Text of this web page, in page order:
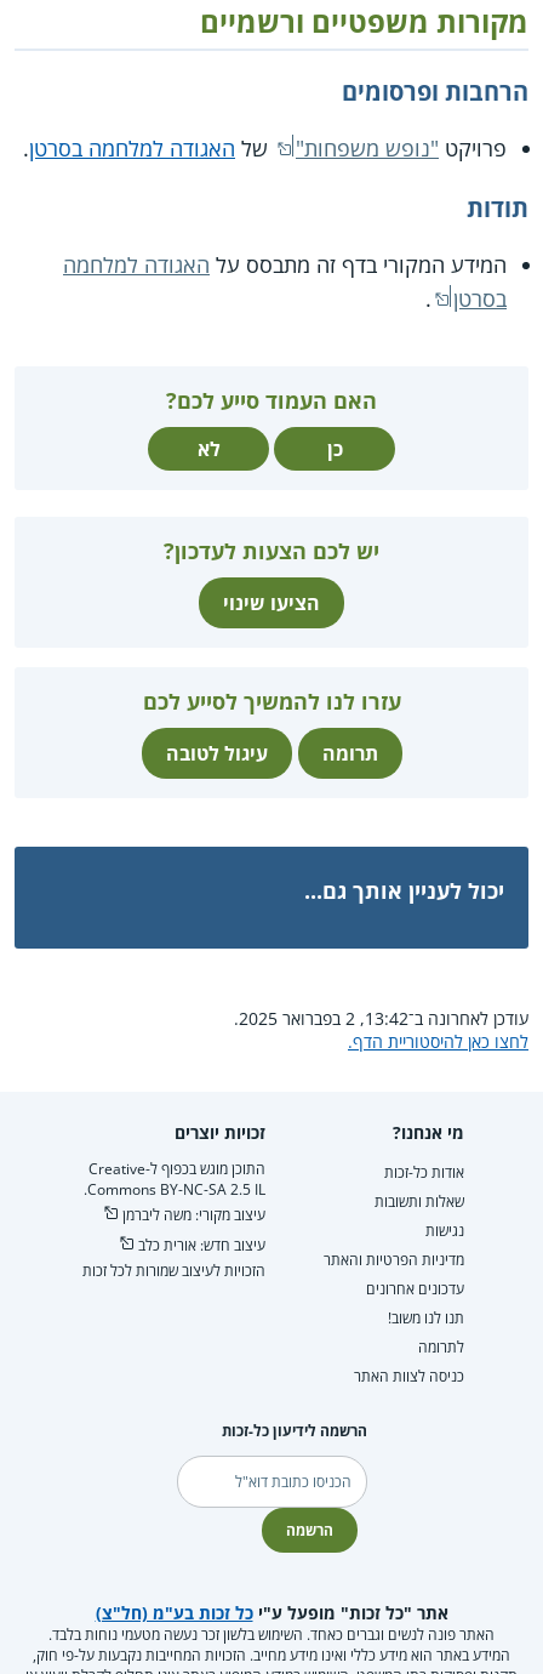
מקורות משפטיים ורשמיים
הרחבות ופרסומים
פרויקט "נופש משפחות" של האגודה למלחמה בסרטן.
תודות
המידע המקורי בדף זה מתבסס על האגודה למלחמה
בסרטן
.
האם העמוד סייע לכם?
כן לא
יש לכם הצעות לעדכון?
הציעו שינוי
עזרו לנו להמשיך לסייע לכם
תרומה עיגול לטובה
יכול לעניין אותך גם...
עודכן לאחרונה ב־13:42, 2 בפברואר 2025.
לחצו כאן להיסטוריית הדף.
מי אנחנו?
אודות כל-זכות
שאלות ותשובות
נגישות
מדיניות הפרטיות והאתר
עדכונים אחרונים
תנו לנו משוב!
לתרומה
כניסה לצוות האתר
זכויות יוצרים
התוכן מוגש בכפוף ל-Creative
Commons BY-NC-SA 2.5 IL.
עיצוב מקורי: משה ליברמן
עיצוב חדש: אורית כלב
הזכויות לעיצוב שמורות לכל זכות
הרשמה לידיעון כל-זכות
דוא"ל
הרשמה
אתר "כל זכות" מופעל ע"יכל זכות בע"מ (חל"צ)
האתר פונה לנשים וגברים כאחד. השימוש בלשון זכר נעשה מטעמי נוחות בלבד.
המידע באתר הוא מידע כללי ואינו מידע מחייב. הזכויות המחייבות נקבעות על-פי חוק,